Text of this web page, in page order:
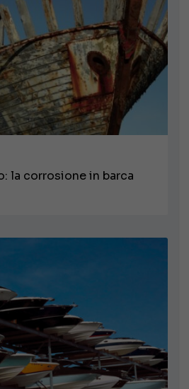
la corrosione in barca